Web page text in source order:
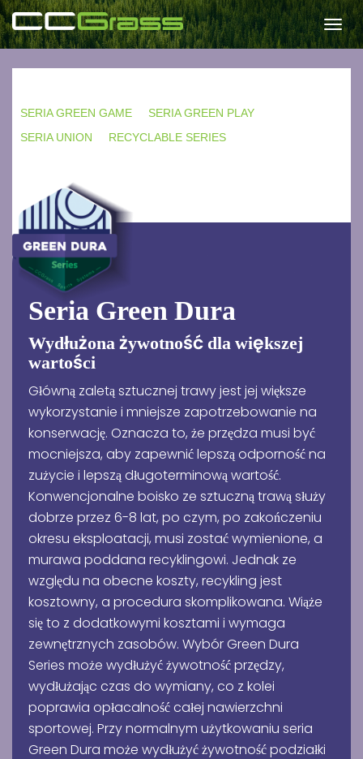
SERIA GREEN GAME
SERIA GREEN PLAY
SERIA UNION
RECYCLABLE SERIES
Seria Green Dura
Wydłużona żywotność dla większej
wartości
Główną zaletą sztucznej trawy jest jej większe
wykorzystanie i mniejsze zapotrzebowanie na
konserwację. Oznacza to, że przędza musi być
mocniejsza, aby zapewnić lepszą odporność na
zużycie i lepszą długoterminową wartość.
Konwencjonalne boisko ze sztuczną trawą służy
dobrze przez 6-8 lat, po czym, po zakończeniu
okresu eksploatacji, musi zostać wymienione, a
murawa poddana recyklingowi. Jednak ze
względu na obecne koszty, recykling jest
kosztowny, a procedura skomplikowana. Wiąże
się to z dodatkowymi kosztami i wymaga
zewnętrznych zasobów. Wybór Green Dura
Series może wydłużyć żywotność przędzy,
wydłużając czas do wymiany, co z kolei
poprawia opłacalność całej nawierzchni
sportowej. Przy normalnym użytkowaniu seria
Green Dura może wydłużyć żywotność podziałki